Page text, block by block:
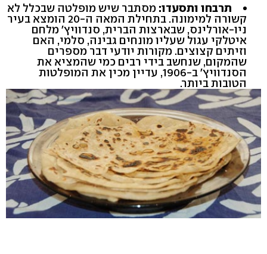
תרבחו ותסעדו: מסתבר שיש מופלטה שבכלל לא
קשורה למימונה. בתחילת המאה ה-20 הומצא בעיר
ניו-אורלינס, שבארצות הברית, סנדוויץ' מלחם
איטלקי עגול שעליו מונחים גבינה, סלמי, האם
וזיתים קצוצים. מקורות יודעי דבר מספרים
שהמקום, שנחשב בידי רבים כמי שהמציא את
הסנדוויץ' ב-1906, עדיין מכין את המופלטות
הטובות ביותר.